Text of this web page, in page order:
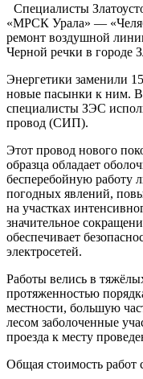
Специалисты
«МРСК Урала» —
ремонт воздушной
Черной речки в городе
Энергетики заменили
новые пасынки к ним.
специалисты ЗЭС
провод (СИП).
Этот провод нового
образца обладает
бесперебойную работу
погодных явлений,
на участках
значительное
обеспечивает
электросетей.
Работы велись в
протяженностью
местности, большую
лесом заболоченные
проезда к месту
Общая стоимость работ